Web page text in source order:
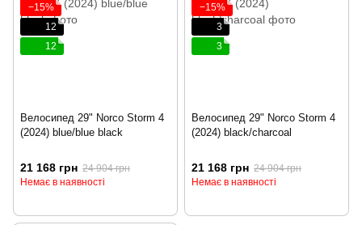
−15%
12
12
Велосипед 29" Norco Storm 4
(2024) blue/blue black
21 168 грн 24 904 грн
Немає в наявності
−15%
3
3
Велосипед 29" Norco Storm 4
(2024) black/charcoal
21 168 грн 24 904 грн
Немає в наявності